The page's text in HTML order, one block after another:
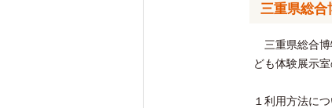
三重県総合
三重県総合博
ども体験展示
１利用方法に